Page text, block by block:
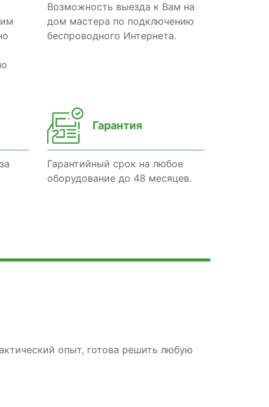
Возможность выезда к Вам на
дом мастера по подключению
беспроводного Интернета.
Гарантия
Гарантийный срок на любое
оборудование до 48 месяцев.
опыт, готова решить любую